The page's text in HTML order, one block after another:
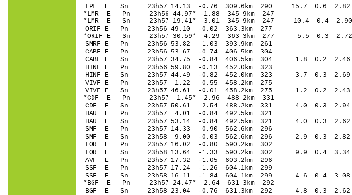
LPL E Sn 23h57 14.13 -0.76 309.6km 290 15.7 0.6 2.82
*LMR E Pn 23h56 44.97* -1.88 345.9km 247
*LMR E Sn 23h57 19.41* -3.01 345.9km 247 10.4 0.4 2.90
ORIF E Pn 23h56 49.10 -0.02 363.3km 277
*ORIF E Sn 23h57 30.59* 4.29 363.3km 277 5.5 0.3 2.72
SMRF E Pn 23h56 53.82 1.03 393.9km 261
CABF E Pn 23h56 53.67 -0.74 406.5km 304
CABF E Sn 23h57 34.75 -0.84 406.5km 304 1.8 0.2 2.46
HINF E Pn 23h56 59.80 -0.13 452.0km 323
HINF E Sn 23h57 44.49 -0.82 452.0km 323 3.7 0.3 2.69
VIVF E Pn 23h57 1.22 0.55 458.2km 275
VIVF E Sn 23h57 46.61 -0.01 458.2km 275 1.2 0.2 2.43
*CDF E Pn 23h57 1.45* -2.96 488.2km 331
CDF E Sn 23h57 50.61 -2.54 488.2km 331 4.0 0.3 2.94
HAU E Pn 23h57 4.01 -0.84 492.5km 321
HAU E Sn 23h57 53.14 -0.84 492.5km 321 4.0 0.3 2.62
SMF E Pn 23h57 14.33 0.90 562.6km 296
SMF E Sn 23h58 9.00 -0.03 562.6km 296 2.9 0.3 2.82
LOR E Pn 23h57 16.02 -0.80 590.2km 302
LOR E Sn 23h58 13.64 -1.33 590.2km 302 9.9 0.4 3.34
AVF E Pn 23h57 17.32 -1.05 603.2km 296
SSF E Pn 23h57 17.24 -1.26 604.1km 299
SSF E Sn 23h58 16.11 -1.84 604.1km 299 4.6 0.4 3.08
*BGF E Pn 23h57 24.47* 2.64 631.3km 292
BGF E Sn 23h58 23.04 -0.76 631.3km 292 4.8 0.3 2.62